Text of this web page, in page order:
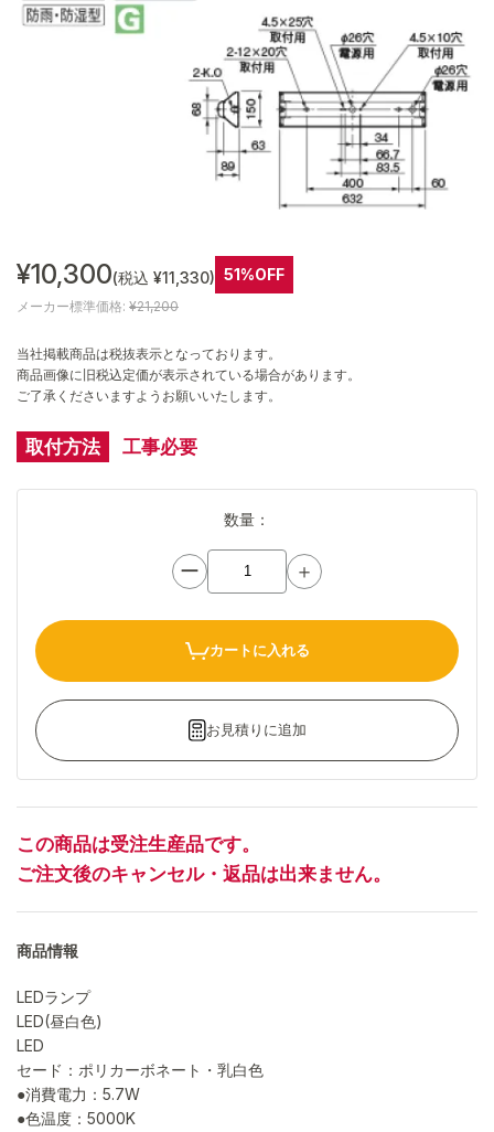
¥10,300(税込 ¥11,330) 51%OFF
メーカー標準価格: ¥21,200
当社掲載商品は税抜表示となっております。
商品画像に旧税込定価が表示されている場合があります。
ご了承くださいますようお願いいたします。
取付方法 工事必要
数量：
ー ＋
カートに入れる
お見積りに追加
この商品は受注生産品です。
ご注文後のキャンセル・返品は出来ません。
商品情報
LEDランプ
LED(昼白色)
LED
セード：ポリカーボネート・乳白色
●消費電力：5.7W
●色温度：5000K